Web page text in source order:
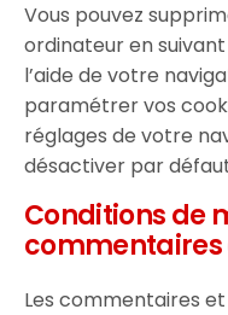
Vous pouvez
ordinateur en
l’aide de votre
paramétrer vos
réglages de votre
désactiver par
Conditions de
commentaires
Les commentaires